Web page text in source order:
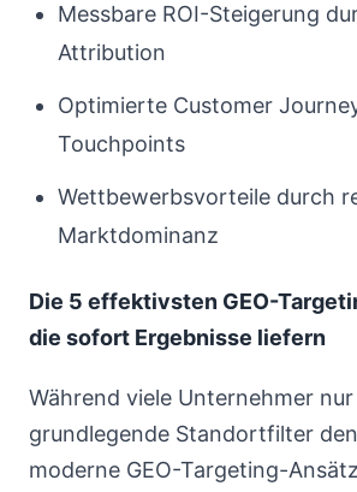
Messbare ROI-Steigerung
Attribution
Optimierte Customer
Touchpoints
Wettbewerbsvorteile durch
Marktdominanz
Die 5 effektivsten GEO-
die sofort Ergebnisse liefern
Während viele Unternehmer nur
grundlegende Standortfilter
moderne GEO-Targeting-